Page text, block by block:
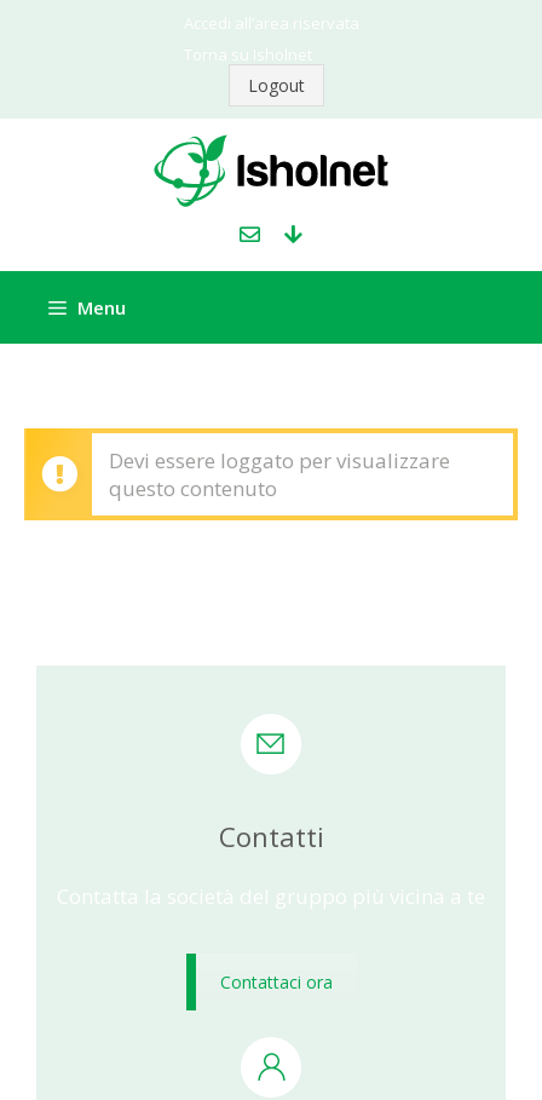
Accedi all’area riservata
Torna su Isholnet
Logout
Menu
Devi essere loggato per visualizzare
questo contenuto
Contatti
Contatta la società del gruppo più vicina a te
Contattaci ora